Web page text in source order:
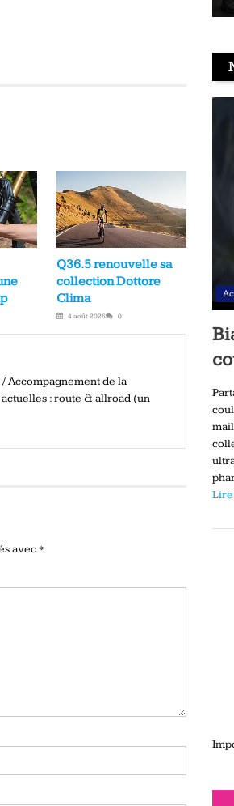
Q36.5 renouvelle sa
collection Dottore
Clima
4 août 2026 0
Accompagnement de la
: route & allroad (un
avec *